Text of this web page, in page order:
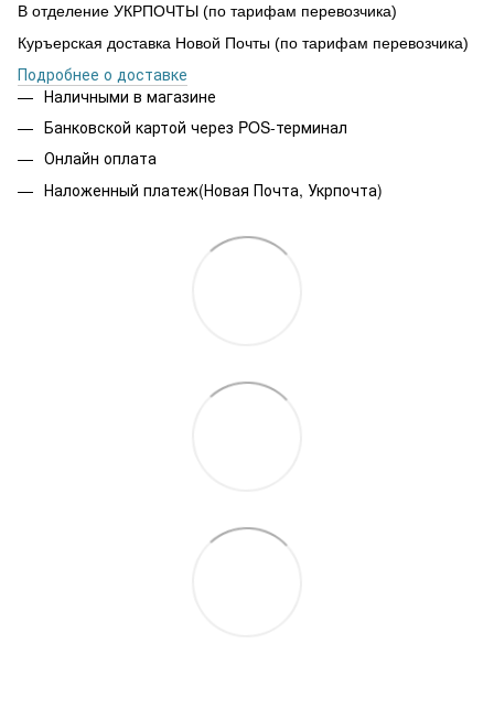
В отделение УКРПОЧТЫ (по тарифам перевозчика)
Куръерская доставка Новой Почты (по тарифам перевозчика)
Подробнее о доставке
Наличными в магазине
Банковской картой через POS-терминал
Онлайн оплата
Наложенный платеж(Новая Почта, Укрпочта)